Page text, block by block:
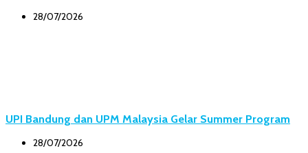
28/07/2026
UPI Bandung dan UPM Malaysia Gelar Summer Program
28/07/2026